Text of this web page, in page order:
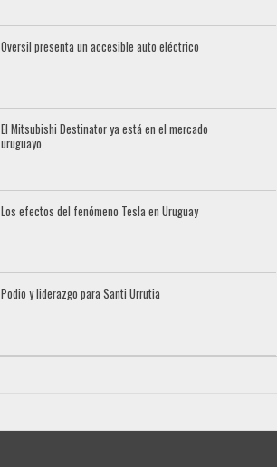
Oversil presenta un accesible auto eléctrico
El Mitsubishi Destinator ya está en el mercado
uruguayo
Los efectos del fenómeno Tesla en Uruguay
Podio y liderazgo para Santi Urrutia